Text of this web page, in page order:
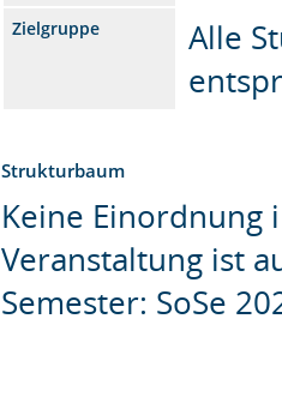
Zielgruppe
Alle
Strukturbaum
Keine Einordnung
Veranstaltung ist
Semester: SoSe